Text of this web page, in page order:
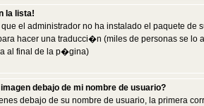
la lista!
el administrador no ha instalado el paquete
hacer una traducci�n (miles de personas se
al final de la p�gina)
debajo de mi nombre de usuario?
debajo de su nombre de usuario, la primera